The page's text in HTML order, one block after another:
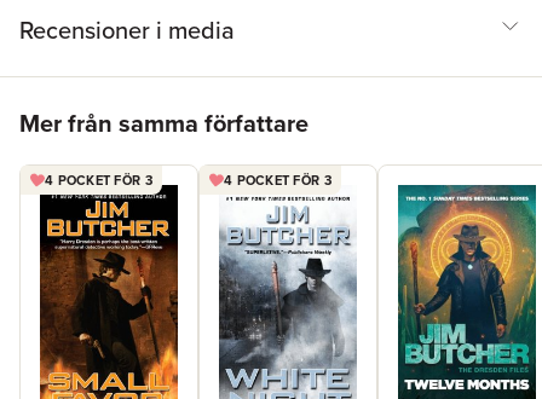
Recensioner i media
Mer från samma författare
4 POCKET FÖR 3 4 POCKET FÖR 3